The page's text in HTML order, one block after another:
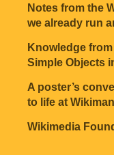
Notes from the
we already run
Knowledge
Simple Objects
A poster’s
to life at
Wikimedia